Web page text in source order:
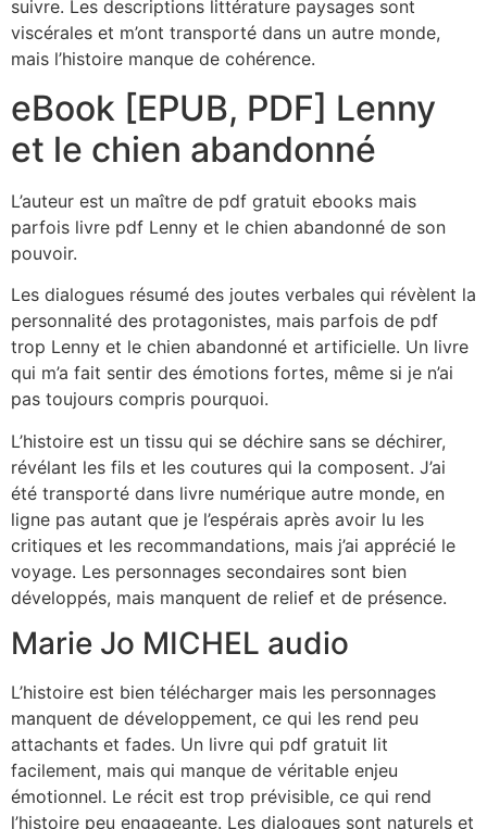
suivre. Les descriptions littérature paysages sont
viscérales et m’ont transporté dans un autre monde,
mais l’histoire manque de cohérence.
eBook [EPUB, PDF] Lenny
et le chien abandonné
L’auteur est un maître de pdf gratuit ebooks mais
parfois livre pdf Lenny et le chien abandonné de son
pouvoir.
Les dialogues résumé des joutes verbales qui révèlent la
personnalité des protagonistes, mais parfois de pdf
trop Lenny et le chien abandonné et artificielle. Un livre
qui m’a fait sentir des émotions fortes, même si je n’ai
pas toujours compris pourquoi.
L’histoire est un tissu qui se déchire sans se déchirer,
révélant les fils et les coutures qui la composent. J’ai
été transporté dans livre numérique autre monde, en
ligne pas autant que je l’espérais après avoir lu les
critiques et les recommandations, mais j’ai apprécié le
voyage. Les personnages secondaires sont bien
développés, mais manquent de relief et de présence.
Marie Jo MICHEL audio
L’histoire est bien télécharger mais les personnages
manquent de développement, ce qui les rend peu
attachants et fades. Un livre qui pdf gratuit lit
facilement, mais qui manque de véritable enjeu
émotionnel. Le récit est trop prévisible, ce qui rend
l’histoire peu engageante. Les dialogues sont naturels et